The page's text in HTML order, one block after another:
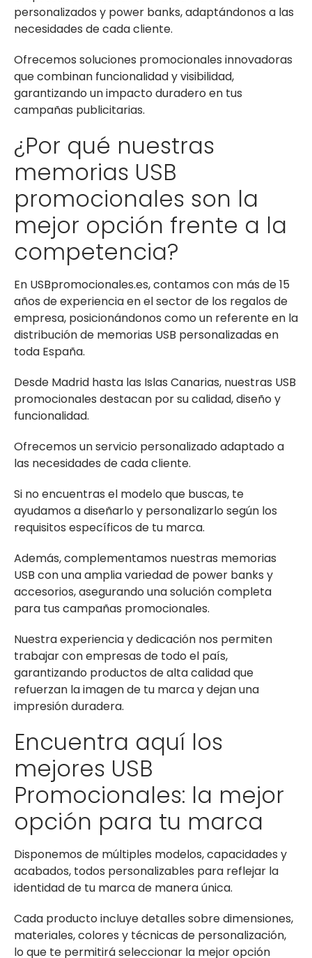
personalizados y power banks, adaptándonos a las
necesidades de cada cliente.
Ofrecemos soluciones promocionales innovadoras
que combinan funcionalidad y visibilidad,
garantizando un impacto duradero en tus
campañas publicitarias.
¿Por qué nuestras
memorias USB
promocionales son la
mejor opción frente a la
competencia?
En USBpromocionales.es, contamos con más de 15
años de experiencia en el sector de los regalos de
empresa, posicionándonos como un referente en la
distribución de memorias USB personalizadas en
toda España.
Desde Madrid hasta las Islas Canarias, nuestras USB
promocionales destacan por su calidad, diseño y
funcionalidad.
Ofrecemos un servicio personalizado adaptado a
las necesidades de cada cliente.
Si no encuentras el modelo que buscas, te
ayudamos a diseñarlo y personalizarlo según los
requisitos específicos de tu marca.
Además, complementamos nuestras memorias
USB con una amplia variedad de power banks y
accesorios, asegurando una solución completa
para tus campañas promocionales.
Nuestra experiencia y dedicación nos permiten
trabajar con empresas de todo el país,
garantizando productos de alta calidad que
refuerzan la imagen de tu marca y dejan una
impresión duradera.
Encuentra aquí los
mejores USB
Promocionales: la mejor
opción para tu marca
Disponemos de múltiples modelos, capacidades y
acabados, todos personalizables para reflejar la
identidad de tu marca de manera única.
Cada producto incluye detalles sobre dimensiones,
materiales, colores y técnicas de personalización,
lo que te permitirá seleccionar la mejor opción